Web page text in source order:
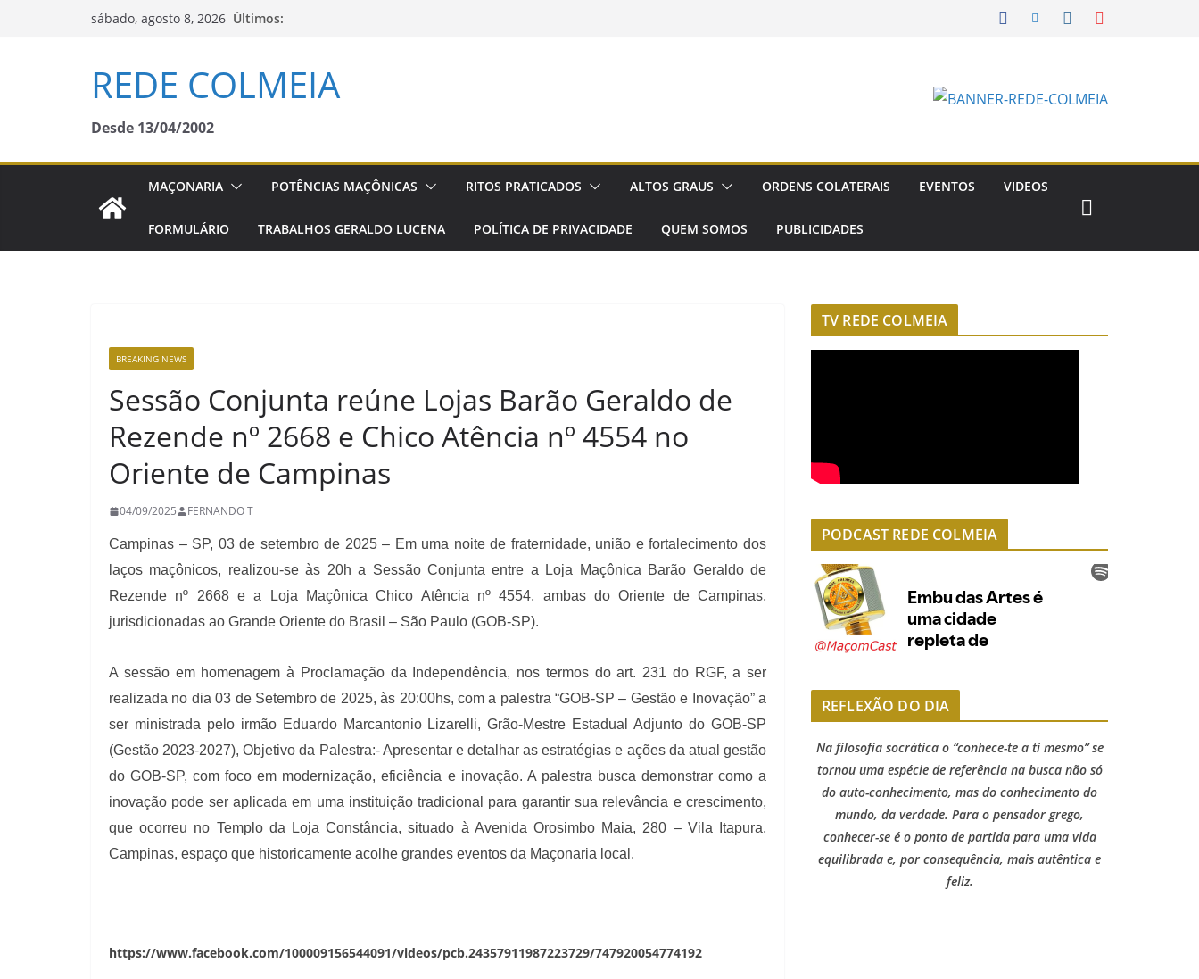
sábado, agosto 8, 2026 Últimos:
REDE COLMEIA
Desde 13/04/2002
MAÇONARIA POTÊNCIAS MAÇÔNICAS RITOS PRATICADOS ALTOS GRAUS ORDENS COLATERAIS EVENTOS VIDEOS
FORMULÁRIO TRABALHOS GERALDO LUCENA POLÍTICA DE PRIVACIDADE QUEM SOMOS PUBLICIDADES
BREAKING NEWS
Sessão Conjunta reúne Lojas Barão Geraldo de
Rezende nº 2668 e Chico Atência nº 4554 no
Oriente de Campinas
04/09/2025 FERNANDO T
Campinas – SP, 03 de setembro de 2025 – Em uma noite de fraternidade, união e fortalecimento dos
laços maçônicos, realizou-se às 20h a Sessão Conjunta entre a Loja Maçônica Barão Geraldo de
Rezende nº 2668 e a Loja Maçônica Chico Atência nº 4554, ambas do Oriente de Campinas,
jurisdicionadas ao Grande Oriente do Brasil – São Paulo (GOB-SP).
A sessão em homenagem à Proclamação da Independência, nos termos do art. 231 do RGF, a ser
realizada no dia 03 de Setembro de 2025, às 20:00hs, com a palestra “GOB-SP – Gestão e Inovação” a
ser ministrada pelo irmão Eduardo Marcantonio Lizarelli, Grão-Mestre Estadual Adjunto do GOB-SP
(Gestão 2023-2027), Objetivo da Palestra:- Apresentar e detalhar as estratégias e ações da atual gestão
do GOB-SP, com foco em modernização, eficiência e inovação. A palestra busca demonstrar como a
inovação pode ser aplicada em uma instituição tradicional para garantir sua relevância e crescimento,
que ocorreu no Templo da Loja Constância, situado à Avenida Orosimbo Maia, 280 – Vila Itapura,
Campinas, espaço que historicamente acolhe grandes eventos da Maçonaria local.
https://www.facebook.com/100009156544091/videos/pcb.24357911987223729/747920054774192
TV REDE COLMEIA
PODCAST REDE COLMEIA
REFLEXÃO DO DIA
Na filosofia socrática o “conhece-te a ti mesmo” se
tornou uma espécie de referência na busca não só
do auto-conhecimento, mas do conhecimento do
mundo, da verdade. Para o pensador grego,
conhecer-se é o ponto de partida para uma vida
equilibrada e, por consequência, mais autêntica e
feliz.